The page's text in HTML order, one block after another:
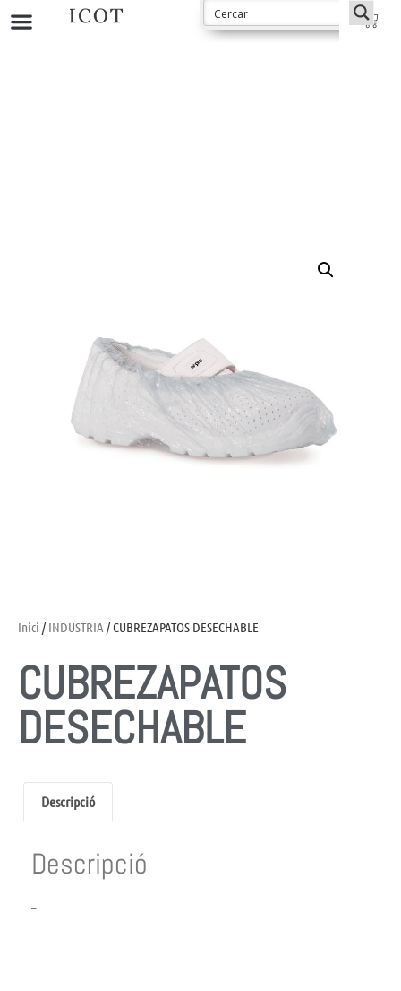
Inici /INDUSTRIA / CUBREZAPATOS DESECHABLE
CUBREZAPATOS
DESECHABLE
Descripció
Descripció
–